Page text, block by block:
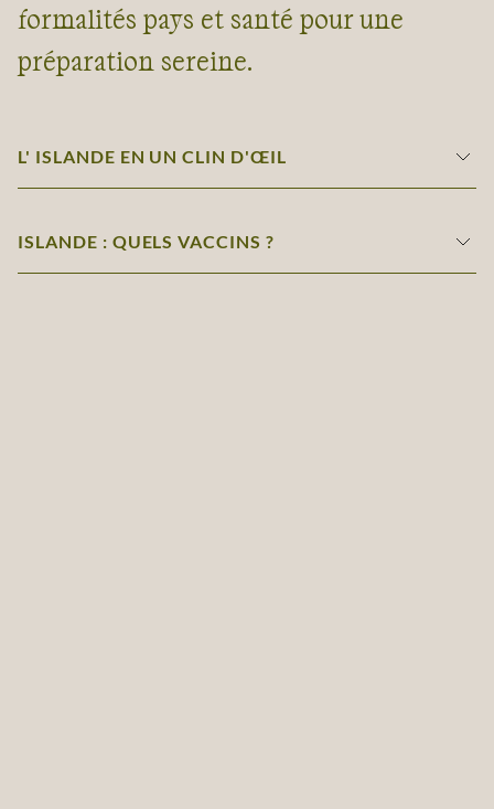
formalités pays et santé pour une
préparation sereine.
L' ISLANDE EN UN CLIN D'ŒIL
ISLANDE : QUELS VACCINS ?